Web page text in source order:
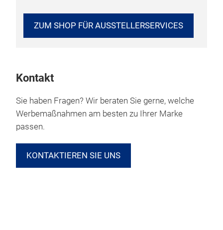
ZUM SHOP FÜR AUSSTELLERSERVICES
Kontakt
Sie haben Fragen? Wir beraten Sie gerne, welche
Werbemaßnahmen am besten zu Ihrer Marke
passen.
KONTAKTIEREN SIE UNS